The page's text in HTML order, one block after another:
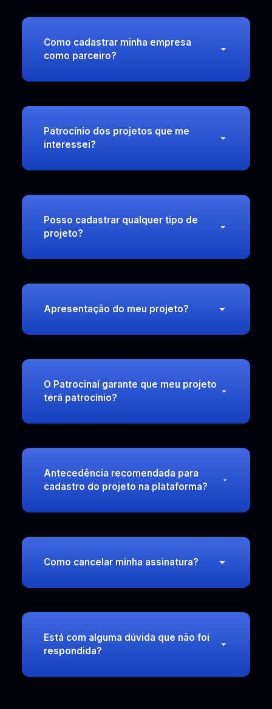
Como cadastrar minha empresa
como parceiro?
Patrocínio dos projetos que me
interessei?
Posso cadastrar qualquer tipo de
projeto?
Apresentação do meu projeto?
O Patrocinaí garante que meu projeto
terá patrocínio?
Antecedência recomendada para
cadastro do projeto na plataforma?
Como cancelar minha assinatura?
Está com alguma dúvida que não foi
respondida?